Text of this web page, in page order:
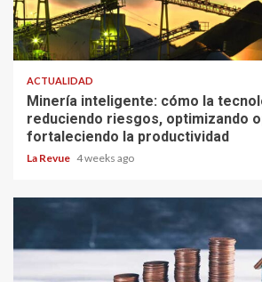
ACTUALIDAD
Minería inteligente: cómo la
reduciendo riesgos, optimizando
fortaleciendo la productividad
La Revue 4 weeks ago